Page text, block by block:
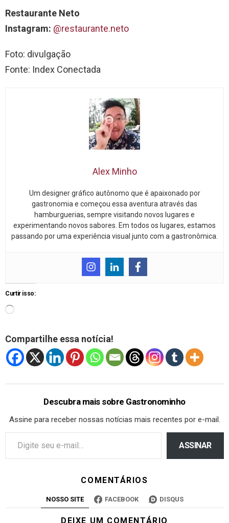
Restaurante Neto
Instagram: @restaurante.neto
Foto: divulgação
Fonte: Index Conectada
Alex Minho
Um designer gráfico autônomo que é apaixonado por
gastronomia e começou essa aventura através das
hamburguerias, sempre visitando novos lugares e
experimentando novos sabores. Em todos os lugares, estamos
passando por uma experiência visual junto com a gastronômica.
Curtir isso:
Compartilhe essa notícia!
Descubra mais sobre Gastronominho
Assine para receber nossas notícias mais recentes por e-mail.
ASSINAR
COMENTÁRIOS
NOSSO SITE FACEBOOK DISQUS
DEIXE UM COMENTÁRIO